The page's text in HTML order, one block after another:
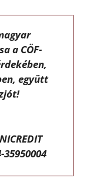
a CÖF-
együtt
35950004